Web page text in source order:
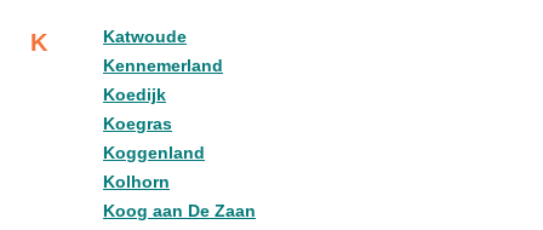
K
Katwoude
Kennemerland
Koedijk
Koegras
Koggenland
Kolhorn
Koog aan De Zaan